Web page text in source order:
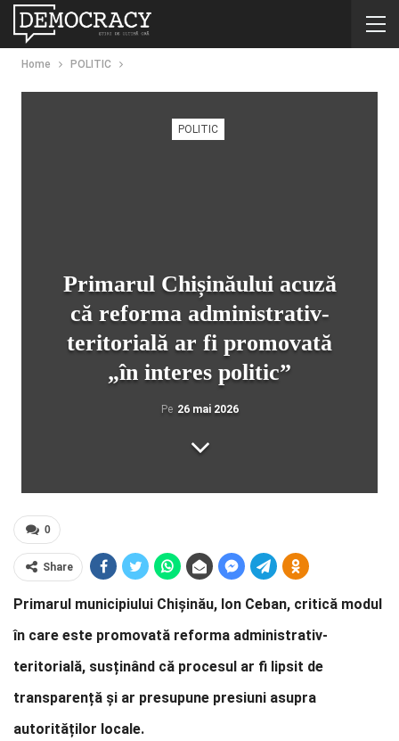
Home POLITIC
POLITIC
Primarul Chișinăului acuză
că reforma administrativ-
teritorială ar fi promovată
„în interes politic”
Pe 26 mai 2026
0
Share
Primarul municipiului Chișinău, Ion Ceban, critică modul
în care este promovată reforma administrativ-
teritorială, susținând că procesul ar fi lipsit de
transparență și ar presupune presiuni asupra
autorităților locale.